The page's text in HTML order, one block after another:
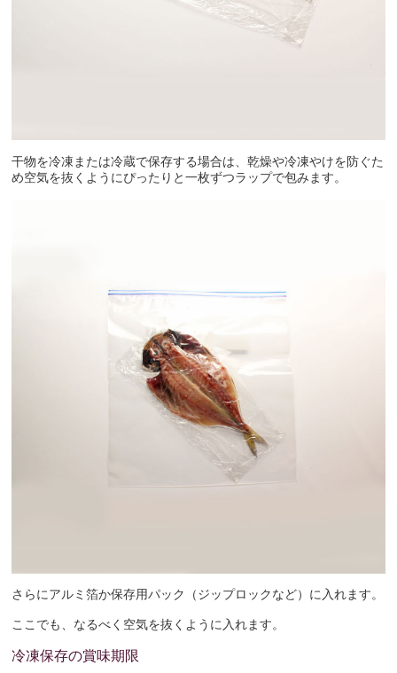
干物を冷凍または冷蔵で保存する場合は、乾燥や冷凍やけを防ぐた
め空気を抜くようにぴったりと一枚ずつラップで包みます。
さらにアルミ箔か保存用パック（ジップロックなど）に入れます。
ここでも、なるべく空気を抜くように入れます。
冷凍保存の賞味期限